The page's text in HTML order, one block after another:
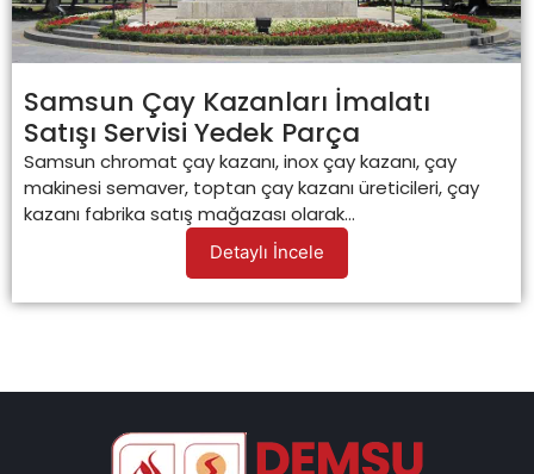
Samsun Çay Kazanları İmalatı
Satışı Servisi Yedek Parça
Samsun chromat çay kazanı, inox çay kazanı, çay
makinesi semaver, toptan çay kazanı üreticileri, çay
kazanı fabrika satış mağazası olarak...
Detaylı İncele